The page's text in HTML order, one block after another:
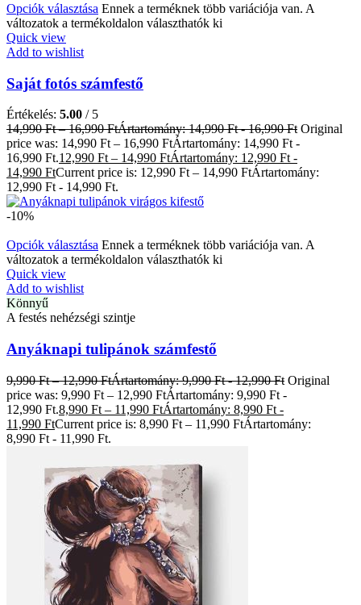
Opciók választása Ennek a terméknek több variációja van. A
változatok a termékoldalon választhatók ki
Quick view
Add to wishlist
Saját fotós számfestő
Értékelés: 5.00 / 5
14,990Ft – 16,990FtÁrtartomány: 14,990 Ft - 16,990 Ft Original
price was: 14,990 Ft – 16,990 FtÁrtartomány: 14,990 Ft -
16,990 Ft.12,990 Ft – 14,990 FtÁrtartomány: 12,990 Ft -
14,990 FtCurrent price is: 12,990 Ft – 14,990 FtÁrtartomány:
12,990 Ft - 14,990 Ft.
-10%
Opciók választása Ennek a terméknek több variációja van. A
változatok a termékoldalon választhatók ki
Quick view
Add to wishlist
Könnyű
A festés nehézségi szintje
Anyáknapi tulipánok számfestő
9,990Ft – 12,990FtÁrtartomány: 9,990 Ft - 12,990 Ft Original
price was: 9,990 Ft – 12,990 FtÁrtartomány: 9,990 Ft -
12,990 Ft.8,990 Ft – 11,990 FtÁrtartomány: 8,990 Ft -
11,990 FtCurrent price is: 8,990 Ft – 11,990 FtÁrtartomány:
8,990 Ft - 11,990 Ft.